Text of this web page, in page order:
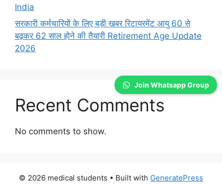
India
सरकारी कर्मचारियों के लिए बड़ी खबर रिटायरमेंट आयु 60 से
बढ़कर 62 साल होने की तैयारी Retirement Age Update
2026
Recent Comments
No comments to show.
© 2026 medical students • Built with GeneratePress
Join Whatsapp Group